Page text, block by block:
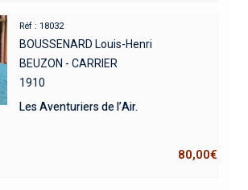
Réf : 18032
BOUSSENARD Louis-Henri
BEUZON - CARRIER
1910
Les Aventuriers de l’Air.
80,00€